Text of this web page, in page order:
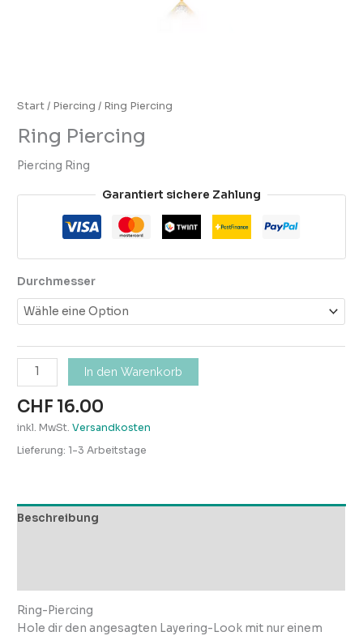
Start/ Piercing / Ring Piercing
Ring Piercing
Piercing Ring
Garantiert sichere Zahlung
Durchmesser
In den Warenkorb
CHF 16.00
inkl. MwSt. Versandkosten
Lieferung:1-3 Arbeitstage
Beschreibung
Ring-Piercing
Hole dir den angesagten Layering-Look mit nur einem